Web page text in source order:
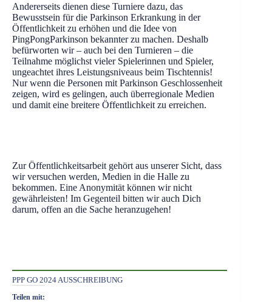
Andererseits dienen diese Turniere dazu, das
Bewusstsein für die Parkinson Erkrankung in der
Öffentlichkeit zu erhöhen und die Idee von
PingPongParkinson bekannter zu machen. Deshalb
befürworten wir – auch bei den Turnieren – die
Teilnahme möglichst vieler Spielerinnen und Spieler,
ungeachtet ihres Leistungsniveaus beim Tischtennis!
Nur wenn die Personen mit Parkinson Geschlossenheit
zeigen, wird es gelingen, auch überregionale Medien
und damit eine breitere Öffentlichkeit zu erreichen.
Zur Öffentlichkeitsarbeit gehört aus unserer Sicht, dass
wir versuchen werden, Medien in die Halle zu
bekommen. Eine Anonymität können wir nicht
gewährleisten! Im Gegenteil bitten wir auch Dich
darum, offen an die Sache heranzugehen!
PPP GO 2024 AUSSCHREIBUNG
Teilen mit: